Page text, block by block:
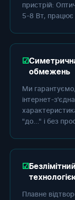
пристрій:
5-8 Вт, працює
обмежень
Ми
інтернет-
"до..." і без
Плавне